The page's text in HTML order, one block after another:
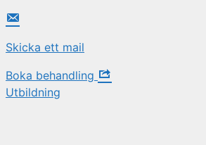
Skicka ett mail
Boka behandling
Utbildning